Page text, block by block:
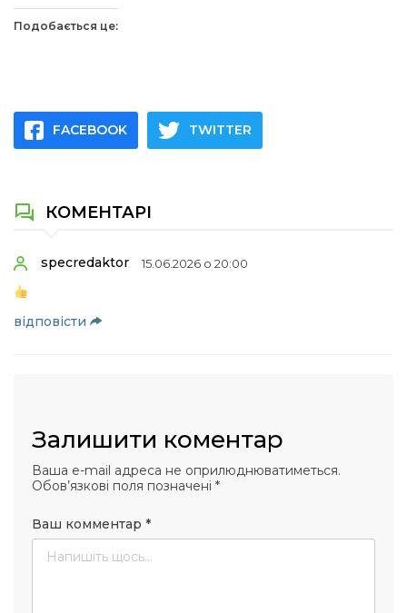
Подобається це:
FACEBOOK TWITTER
КОМЕНТАРІ
specredaktor 15.06.2026 о 20:00
відповіcти
Залишити коментар
Ваша e-mail адреса не оприлюднюватиметься.
Обов’язкові поля позначені *
Ваш комментар *